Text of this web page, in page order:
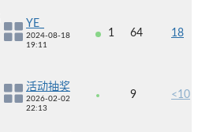
YE_
2024-08-18
19:11
1 64 18
活动抽奖
2026-02-02
22:13
9 <10